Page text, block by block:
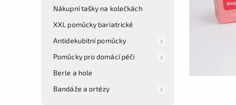
Nákupní tašky na kolečkách
XXL pomůcky bariatrické
Antidekubitní pomůcky
Pomůcky pro domácí péči
Berle a hole
Bandáže a ortézy